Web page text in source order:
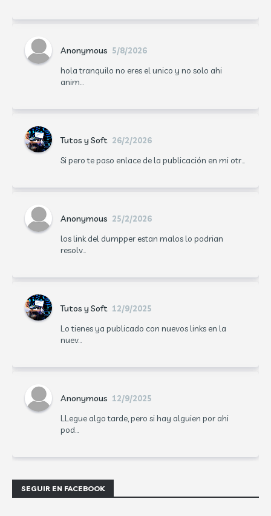
Anonymous 5/8/2026
hola tranquilo no eres el unico y no solo ahi
anim...
Tutos y Soft 26/2/2026
Si pero te paso enlace de la publicación en mi otr...
Anonymous 25/2/2026
los link del dumpper estan malos lo podrian
resolv...
Tutos y Soft 12/9/2025
Lo tienes ya publicado con nuevos links en la
nuev...
Anonymous 12/9/2025
LLegue algo tarde, pero si hay alguien por ahi
pod...
SEGUIR EN FACEBOOK